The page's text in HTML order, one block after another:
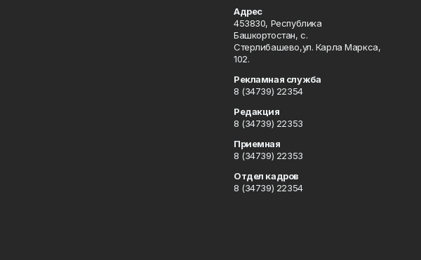
Адрес
453830, Республика
Башкортостан, c.
Стерлибашево,ул. Карла Маркса,
102.
Рекламная служба
8 (34739) 22354
Редакция
8 (34739) 22353
Приемная
8 (34739) 22353
Отдел кадров
8 (34739) 22354